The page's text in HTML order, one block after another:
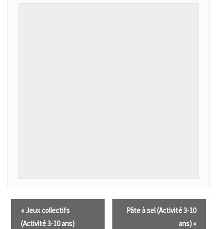
«Jeux collectifs
(Activité 3-10 ans)
Pâte à sel (Activité 3-10
ans)»